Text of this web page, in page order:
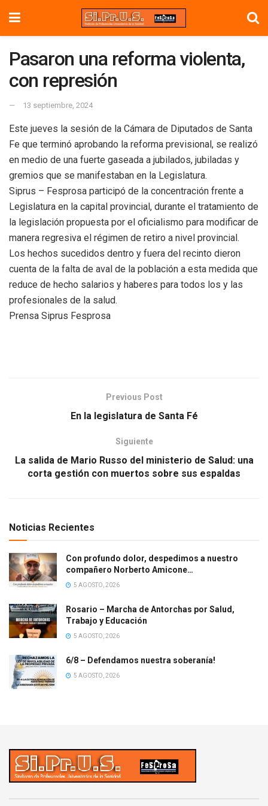
Pasaron una reforma violenta,
con represión
13 septiembre, 2024
Este jueves la sesión de la Cámara de Diputados de Santa
Fe que terminó aprobando la reforma previsional, se realizó
en medio de una fuerte gaseada a jubilados, jubiladas y
gremios que se manifestaban en la Legislatura.
Siprus – Fesprosa participó de la concentración frente a
Legislatura en la capital provincial, durante el tratamiento de
la legislación propuesta por el oficialismo para modificar de
manera regresiva el régimen de retiro a nivel provincial.
Los hechos sucedidos dentro y fuera del recinto dieron
cuenta de la falta de aval de la población a esta medida que
reduce de hecho salarios y haberes para todos los y las
profesionales de la salud.
Prensa Siprus Fesprosa
Previous Post
En la legislatura de Santa Fé
Siguiente
La salida de Mario Russo del ministerio de Salud: una
corta gestión con muertos sobre sus espaldas
Noticias Recientes
Con profundo dolor, despedimos a nuestro
compañero Norberto Amicone…
5 AGOSTO, 2026
Rosario – Marcha de Antorchas por Salud,
Trabajo y Educación
5 AGOSTO, 2026
6/8 – Defendamos nuestra soberanía!
5 AGOSTO, 2026